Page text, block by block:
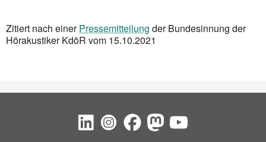
Zitiert nach einerPressemitteilung der Bundesinnung der
Hörakustiker KdöR vom 15.10.2021
Social Bookmarks